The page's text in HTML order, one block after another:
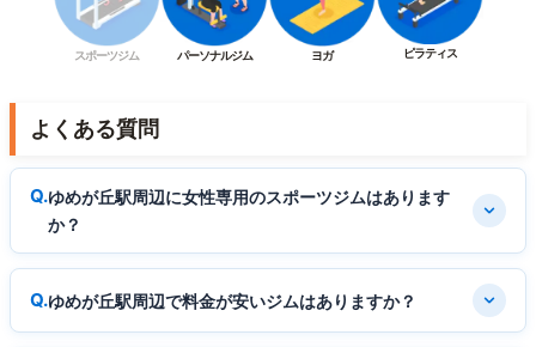
スポーツジム パーソナルジム ヨガ ピラティス
よくある質問
ゆめが丘駅周辺に女性専用のスポーツジムはあります
か？
ゆめが丘駅周辺で料金が安いジムはありますか？